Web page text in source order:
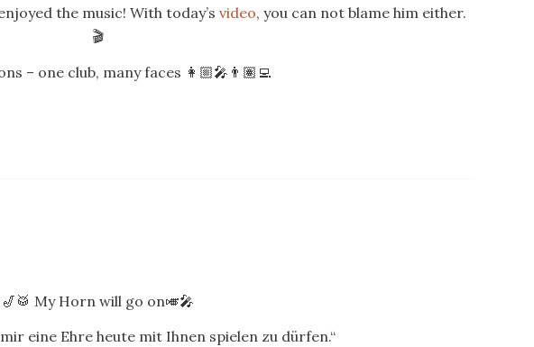
the music! With today’s video, you can not blame him either.
🎬
– one club, many faces 👩🏼‍🎤👨🏽‍💻
🎷🥁 My Horn will go on🎺🎤
eine Ehre heute mit Ihnen spielen zu dürfen.“